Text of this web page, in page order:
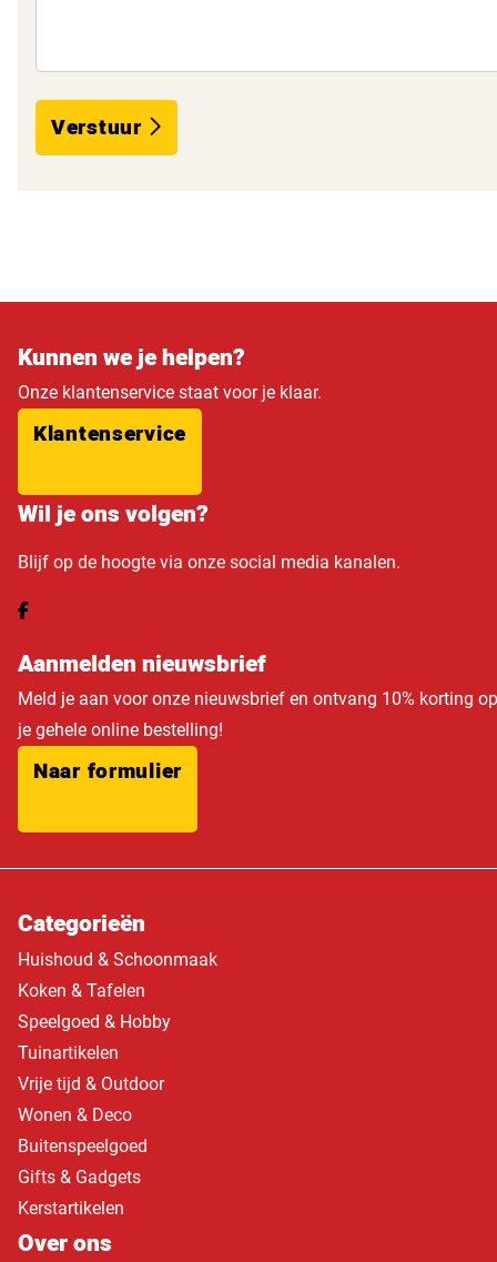
Verstuur
Kunnen we je helpen?
Onze klantenservice staat voor je klaar.
Klantenservice
Wil je ons volgen?
Blijf op de hoogte via onze social media kanalen.
Aanmelden nieuwsbrief
Meld je aan voor onze nieuwsbrief en ontvang 10% korting op
je gehele online bestelling!
Naar formulier
Categorieën
Huishoud & Schoonmaak
Koken & Tafelen
Speelgoed & Hobby
Tuinartikelen
Vrije tijd & Outdoor
Wonen & Deco
Buitenspeelgoed
Gifts & Gadgets
Kerstartikelen
Over ons